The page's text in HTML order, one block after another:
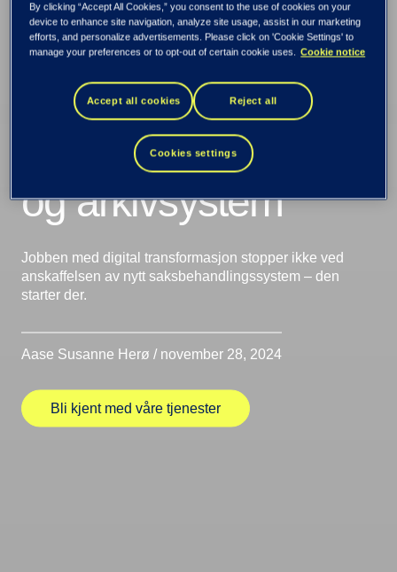
4 tiltak som løfter
effekten av ditt sak-
og arkivsystem
Jobben med digital transformasjon stopper ikke ved
anskaffelsen av nytt saksbehandlingssystem – den
starter der.
Aase Susanne Herø / november 28, 2024
Bli kjent med våre tjenester
By clicking “Accept All Cookies,” you consent to the use of cookies on your
device to enhance site navigation, analyze site usage, assist in our marketing
efforts, and personalize advertisements. Please click on 'Cookie Settings' to
manage your preferences or to opt-out of certain cookie uses. Cookie notice
Accept all cookies Reject all
Cookies settings